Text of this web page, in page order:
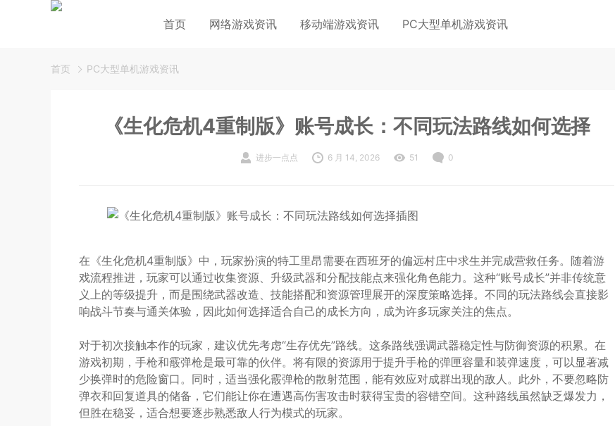
首页 网络游戏资讯 移动端游戏资讯 PC大型单机游戏资讯
首页 PC大型单机游戏资讯
《生化危机4重制版》账号成长：不同玩法路线如何选择
进步一点点 6 月 14, 2026 51 0
在《生化危机4重制版》中，玩家扮演的特工里昂需要在西班牙的偏远村庄中求生并完成营救任务。随着游
戏流程推进，玩家可以通过收集资源、升级武器和分配技能点来强化角色能力。这种“账号成长”并非传统意
义上的等级提升，而是围绕武器改造、技能搭配和资源管理展开的深度策略选择。不同的玩法路线会直接影
响战斗节奏与通关体验，因此如何选择适合自己的成长方向，成为许多玩家关注的焦点。
对于初次接触本作的玩家，建议优先考虑“生存优先”路线。这条路线强调武器稳定性与防御资源的积累。在
游戏初期，手枪和霰弹枪是最可靠的伙伴。将有限的资源用于提升手枪的弹匣容量和装弹速度，可以显著减
少换弹时的危险窗口。同时，适当强化霰弹枪的散射范围，能有效应对成群出现的敌人。此外，不要忽略防
弹衣和回复道具的储备，它们能让你在遭遇高伤害攻击时获得宝贵的容错空间。这种路线虽然缺乏爆发力，
但胜在稳妥，适合想要逐步熟悉敌人行为模式的玩家。